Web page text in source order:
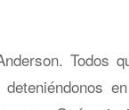
Todos